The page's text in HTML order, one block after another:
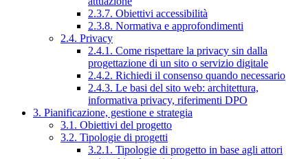
2.3.7. Obiettivi accessibilità
2.3.8. Normativa e approfondimenti
2.4. Privacy
2.4.1. Come rispettare la privacy sin dalla
progettazione di un sito o servizio digitale
2.4.2. Richiedi il consenso quando necessario
2.4.3. Le basi del sito web: architettura,
informativa privacy, riferimenti DPO
3. Pianificazione, gestione e strategia
3.1. Obiettivi del progetto
3.2. Tipologie di progetti
3.2.1. Tipologie di progetto in base agli attori